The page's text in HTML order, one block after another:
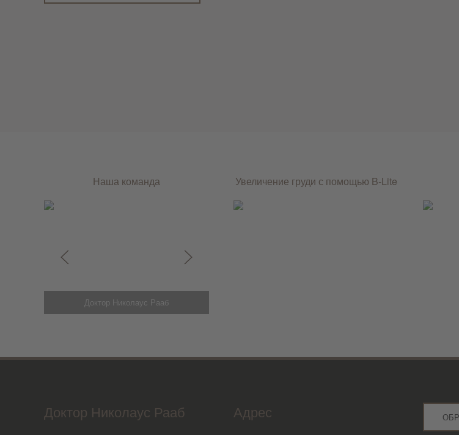
Наша команда
Доктор Николаус Рааб
Увеличение груди с помощью B-Lite
Доктор Николаус Рааб Адрес